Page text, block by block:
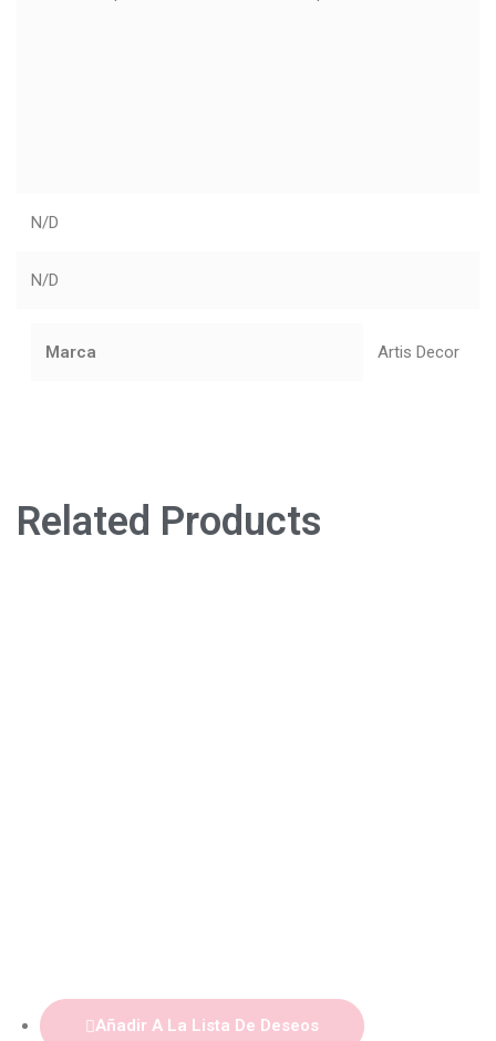
N/D
N/D
Marca Artis Decor
Related Products
Añadir A La Lista De Deseos